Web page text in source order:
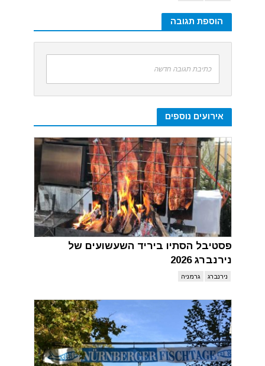
הוספת תגובה
כתיבת תגובה חדשה
אירועים נוספים
פסטיבל הסתיו ביריד השעשועים של
נירנברג 2026
נירנברג גרמניה